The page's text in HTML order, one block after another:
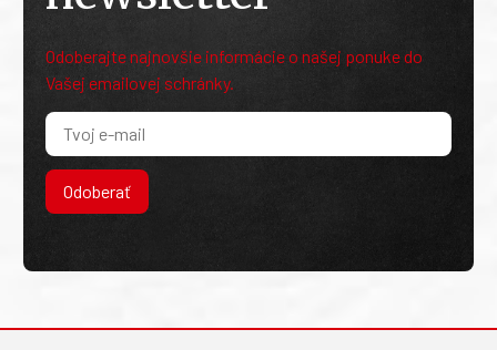
Odoberajte najnovšie informácie o našej ponuke do
Vašej emailovej schránky.
Odoberať